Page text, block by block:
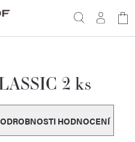
2 ks
HODNOCENÍ